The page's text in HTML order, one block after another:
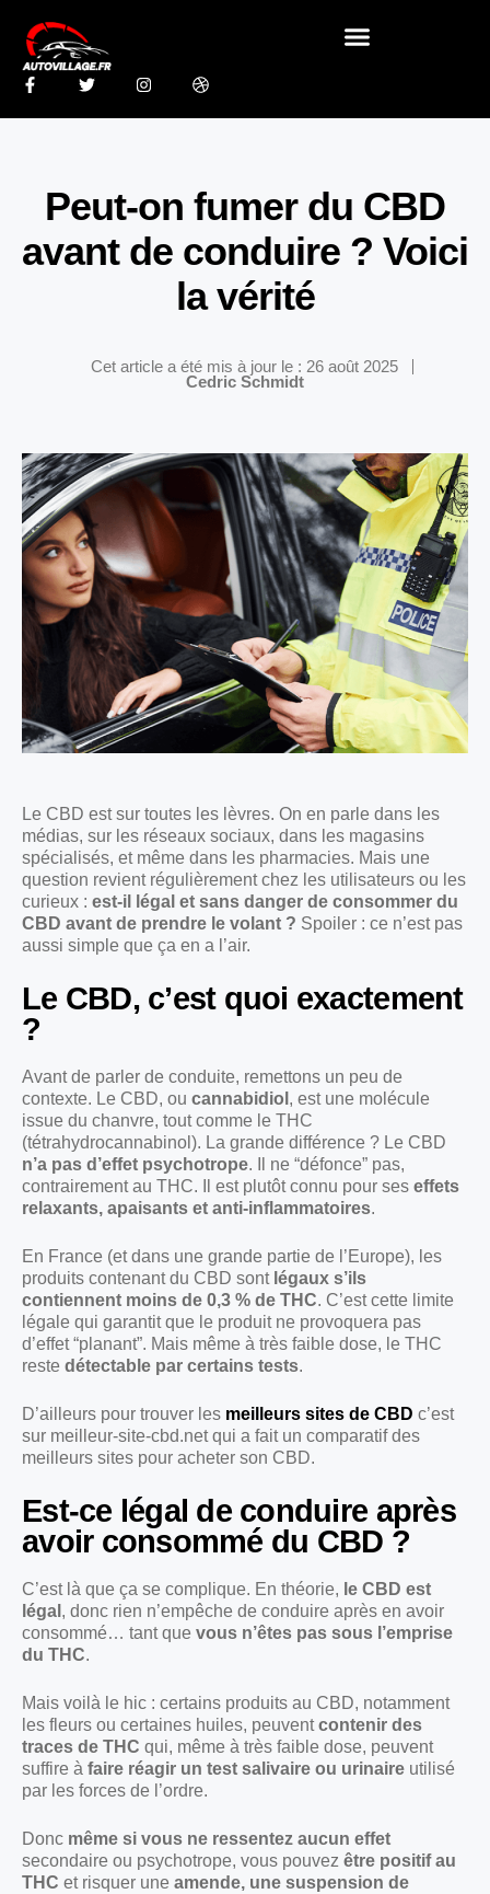
Peut-on fumer du CBD
avant de conduire ? Voici
la vérité
Cet article a été mis à jour le : 26 août 2025
Cedric Schmidt
Le CBD est sur toutes les lèvres. On en parle dans les
médias, sur les réseaux sociaux, dans les magasins
spécialisés, et même dans les pharmacies. Mais une
question revient régulièrement chez les utilisateurs ou les
curieux : est-il légal et sans danger de consommer du
CBD avant de prendre le volant ? Spoiler : ce n’est pas
aussi simple que ça en a l’air.
Le CBD, c’est quoi exactement
?
Avant de parler de conduite, remettons un peu de
contexte. Le CBD, ou cannabidiol , est une molécule
issue du chanvre, tout comme le THC
(tétrahydrocannabinol). La grande différence ? Le CBD
n’a pas d’effet psychotrope. Il ne “défonce” pas,
contrairement au THC. Il est plutôt connu pour ses effets
relaxants, apaisants et anti-inflammatoires.
En France (et dans une grande partie de l’Europe), les
produits contenant du CBD sont légaux s’ils
contiennent moins de 0,3 % de THC. C’est cette limite
légale qui garantit que le produit ne provoquera pas
d’effet “planant”. Mais même à très faible dose, le THC
reste détectable par certains tests.
D’ailleurs pour trouver les meilleurs sites de CBD c’est
sur meilleur-site-cbd.net qui a fait un comparatif des
meilleurs sites pour acheter son CBD.
Est-ce légal de conduire après
avoir consommé du CBD ?
C’est là que ça se complique. En théorie, le CBD est
légal , donc rien n’empêche de conduire après en avoir
consommé… tant que vous n’êtes pas sous l’emprise
du THC.
Mais voilà le hic : certains produits au CBD, notamment
les fleurs ou certaines huiles, peuventcontenir des
traces de THC qui, même à très faible dose, peuvent
suffire à faire réagir un test salivaire ou urinaire utilisé
par les forces de l’ordre.
Donc même si vous ne ressentez aucun effet
secondaire ou psychotrope, vous pouvez être positif au
THC et risquer une amende, une suspension de